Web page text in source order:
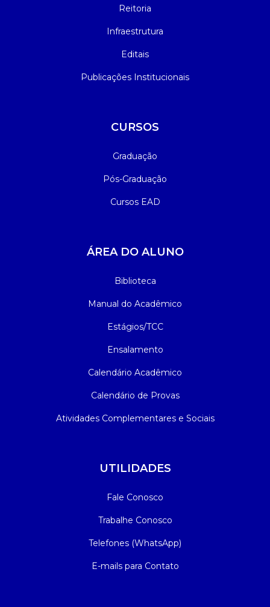
Reitoria
Infraestrutura
Editais
Publicações Institucionais
CURSOS
Graduação
Pós-Graduação
Cursos EAD
ÁREA DO ALUNO
Biblioteca
Manual do Acadêmico
Estágios/TCC
Ensalamento
Calendário Acadêmico
Calendário de Provas
Atividades Complementares e Sociais
UTILIDADES
Fale Conosco
Trabalhe Conosco
Telefones (WhatsApp)
E-mails para Contato